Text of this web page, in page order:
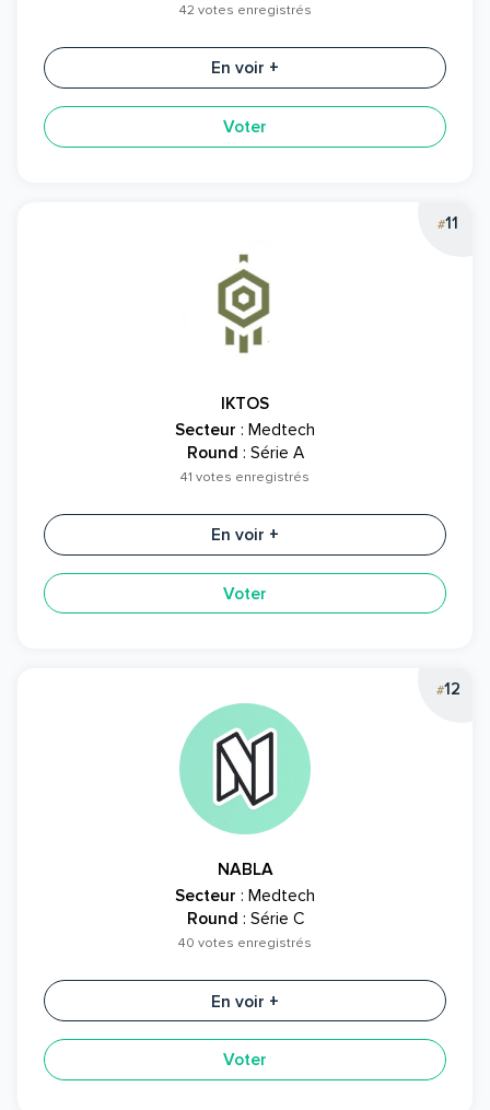
42 votes enregistrés
En voir +
Voter
#11
IKTOS
Secteur : Medtech
Round : Série A
41 votes enregistrés
En voir +
Voter
#12
NABLA
Secteur : Medtech
Round : Série C
40 votes enregistrés
En voir +
Voter